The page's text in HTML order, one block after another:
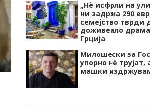
„Нѐ исфрли на
ни задржа 290
семејство тврди
доживеало
Грција
Милошески за
упорно нѐ трујат,
машки